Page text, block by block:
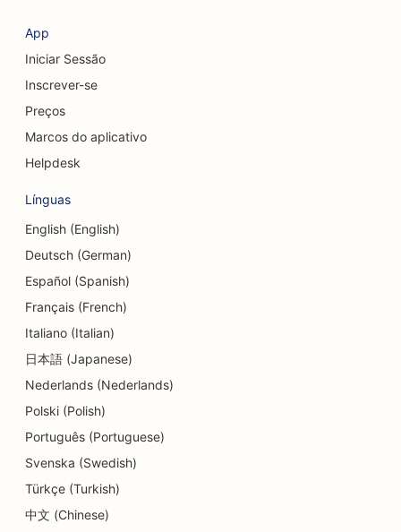
SEO para cooperativas de crédito
SEO para Delis
SEO para serviços de aconselhamento de dívidas
SEO para serviços de câmbio de moedas
SEO para serviços de dermoabrasão
SEO para clínicas odontológicas
SEO para clientes
SEO para lojas de cupcakes
SEO para serviços de educação e cuidados
SEO para lojas de donuts
App
Iniciar Sessão
Inscrever-se
Preços
Marcos do aplicativo
Helpdesk
Línguas
English (English)
Deutsch (German)
Español (Spanish)
Français (French)
Italiano (Italian)
日本語 (Japanese)
Nederlands (Nederlands)
Polski (Polish)
Português (Portuguese)
Svenska (Swedish)
Türkçe (Turkish)
中文 (Chinese)